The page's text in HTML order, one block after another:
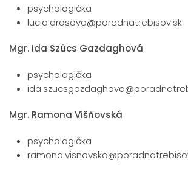
psychologička
lucia.orosova@poradnatrebisov.sk
Mgr. Ida Szücs Gazdaghová
psychologička
Mgr. Ramona Višňovská
psychologička